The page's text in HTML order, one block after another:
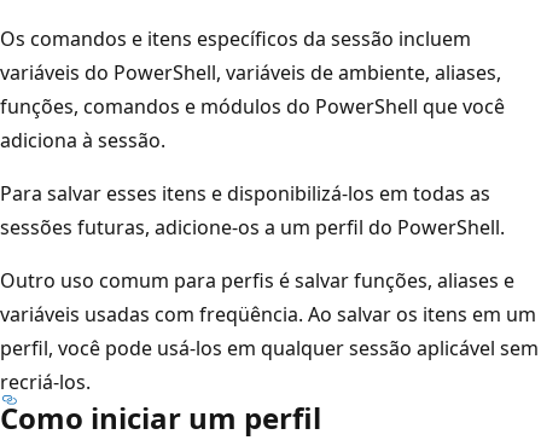
Os comandos e itens específicos da sessão incluem
variáveis do PowerShell, variáveis de ambiente, aliases,
funções, comandos e módulos do PowerShell que você
adiciona à sessão.
Para salvar esses itens e disponibilizá-los em todas as
sessões futuras, adicione-os a um perfil do PowerShell.
Outro uso comum para perfis é salvar funções, aliases e
variáveis usadas com freqüência. Ao salvar os itens em um
perfil, você pode usá-los em qualquer sessão aplicável sem
recriá-los.
Como iniciar um perfil